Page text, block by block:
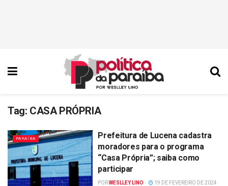
Tag: CASA PRÓPRIA
PARAÍBA
Prefeitura de Lucena cadastra
moradores para o programa
“Casa Própria”; saiba como
participar
PORWESLLEY LINO 19 DE FEVEREIRO DE 2024